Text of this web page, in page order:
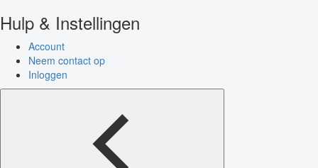
Hulp & Instellingen
Account
Neem contact op
Inloggen